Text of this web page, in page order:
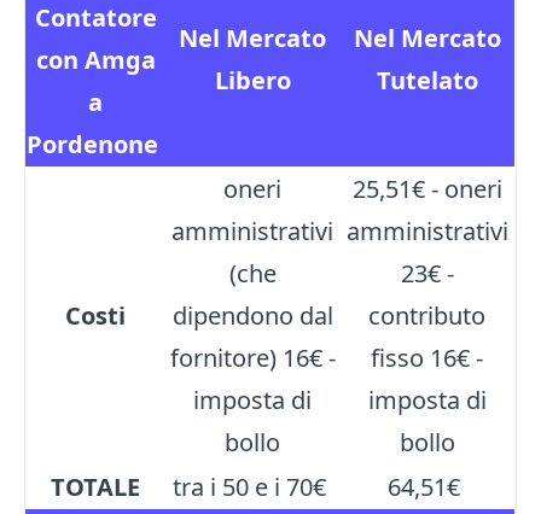
Contatore
con Amga
a
Pordenone
Nel Mercato
Libero
Nel Mercato
Tutelato
Costi
oneri
amministrativi
(che
dipendono dal
fornitore) 16€ -
imposta di
bollo
25,51€ - oneri
amministrativi
23€ -
contributo
fisso 16€ -
imposta di
bollo
TOTALE
tra i 50 e i 70€ 64,51€